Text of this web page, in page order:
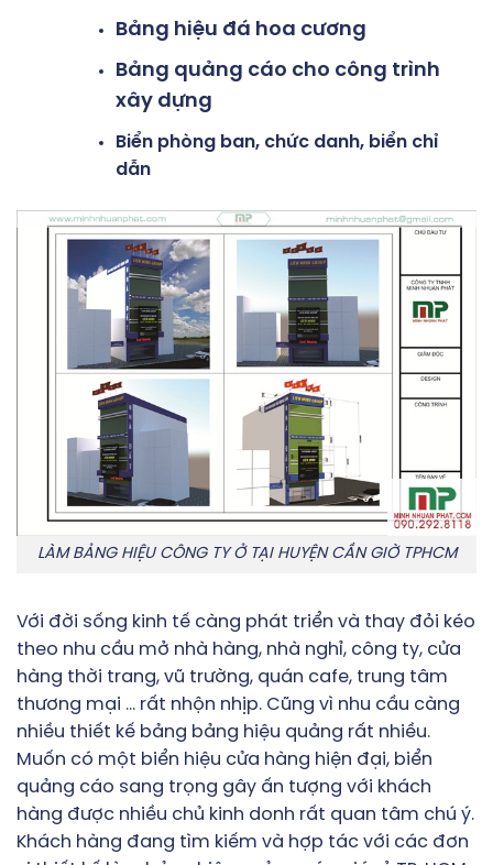
Bảng hiệu đá hoa cương
Bảng quảng cáo cho công trình
xây dựng
Biển phòng ban, chức danh, biển chỉ
dẫn
LÀM BẢNG HIỆU CÔNG TY Ở TẠI HUYỆN CẦN GIỜ TPHCM
Với đời sống kinh tế càng phát triển và thay đỏi kéo
theo nhu cầu mở nhà hàng, nhà nghỉ, công ty, cửa
hàng thời trang, vũ trường, quán cafe, trung tâm
thương mại … rất nhộn nhịp. Cũng vì nhu cầu càng
nhiều thiết kế bảng bảng hiệu quảng rất nhiều.
Muốn có một biển hiệu cửa hàng hiện đại, biển
quảng cáo sang trọng gây ấn tượng với khách
hàng được nhiều chủ kinh donh rất quan tâm chú ý.
Khách hàng đang tìm kiếm và hợp tác với các đơn